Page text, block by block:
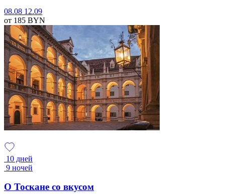
08.08 12.09
от 185 BYN
10 дней
9 ночей
О Тоскане со вкусом